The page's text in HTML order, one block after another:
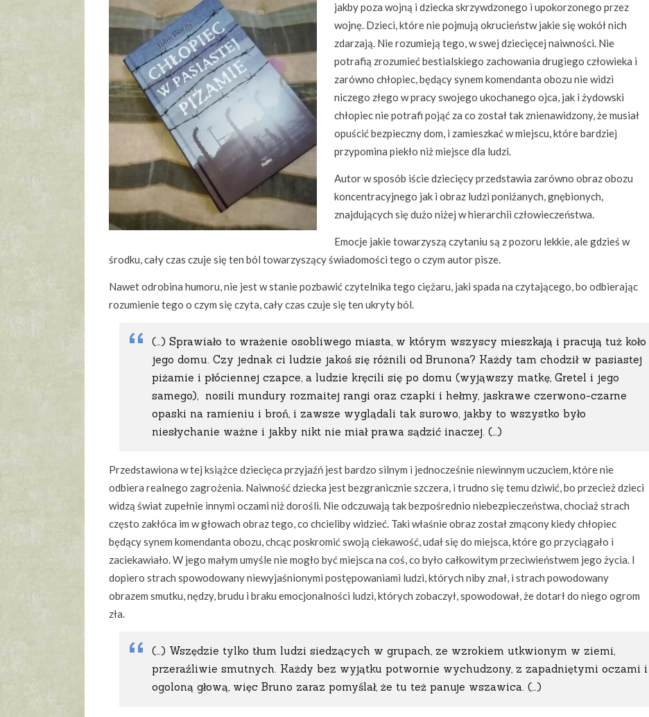
jakby poza wojną i dziecka skrzywdzonego i upokorzonego przez
wojnę. Dzieci, które nie pojmują okrucieństw jakie się wokół nich
zdarzają. Nie rozumieją tego, w swej dziecięcej naiwności. Nie
potrafią zrozumieć bestialskiego zachowania drugiego człowieka i
zarówno chłopiec, będący synem komendanta obozu nie widzi
niczego złego w pracy swojego ukochanego ojca, jak i żydowski
chłopiec nie potrafi pojąć za co został tak znienawidzony, że musiał
opuścić bezpieczny dom, i zamieszkać w miejscu, które bardziej
przypomina piekło niż miejsce dla ludzi.
Autor w sposób iście dziecięcy przedstawia zarówno obraz obozu
koncentracyjnego jak i obraz ludzi poniżanych, gnębionych,
znajdujących się dużo niżej w hierarchii człowieczeństwa.
Emocje jakie towarzyszą czytaniu są z pozoru lekkie, ale gdzieś w
środku, cały czas czuje się ten ból towarzyszący świadomości tego o czym autor pisze.
Nawet odrobina humoru, nie jest w stanie pozbawić czytelnika tego ciężaru, jaki spada na czytającego, bo odbierając
rozumienie tego o czym się czyta, cały czas czuje się ten ukryty ból.
(…) Sprawiało to wrażenie osobliwego miasta, w którym wszyscy mieszkają i pracują tuż koło
jego domu. Czy jednak ci ludzie jakoś się różnili od Brunona? Każdy tam chodził w pasiastej
piżamie i płóciennej czapce, a ludzie kręcili się po domu (wyjąwszy matkę, Gretel i jego
samego), nosili mundury rozmaitej rangi oraz czapki i hełmy, jaskrawe czerwono-czarne
opaski na ramieniu i broń, i zawsze wyglądali tak surowo, jakby to wszystko było
niesłychanie ważne i jakby nikt nie miał prawa sądzić inaczej. (…)
Przedstawiona w tej książce dziecięca przyjaźń jest bardzo silnym i jednocześnie niewinnym uczuciem, które nie
odbiera realnego zagrożenia. Naiwność dziecka jest bezgranicznie szczera, i trudno się temu dziwić, bo przecież dzieci
widzą świat zupełnie innymi oczami niż dorośli. Nie odczuwają tak bezpośrednio niebezpieczeństwa, chociaż strach
często zakłóca im w głowach obraz tego, co chcieliby widzieć. Taki właśnie obraz został zmącony kiedy chłopiec
będący synem komendanta obozu, chcąc poskromić swoją ciekawość, udał się do miejsca, które go przyciągało i
zaciekawiało. W jego małym umyśle nie mogło być miejsca na coś, co było całkowitym przeciwieństwem jego życia. I
dopiero strach spowodowany niewyjaśnionymi postępowaniami ludzi, których niby znał, i strach powodowany
obrazem smutku, nędzy, brudu i braku emocjonalności ludzi, których zobaczył, spowodował, że dotarł do niego ogrom
zła.
(…) Wszędzie tylko tłum ludzi siedzących w grupach, ze wzrokiem utkwionym w ziemi,
przeraźliwie smutnych. Każdy bez wyjątku potwornie wychudzony, z zapadniętymi oczami i
ogoloną głową, więc Bruno zaraz pomyślał, że tu też panuje wszawica. (…)